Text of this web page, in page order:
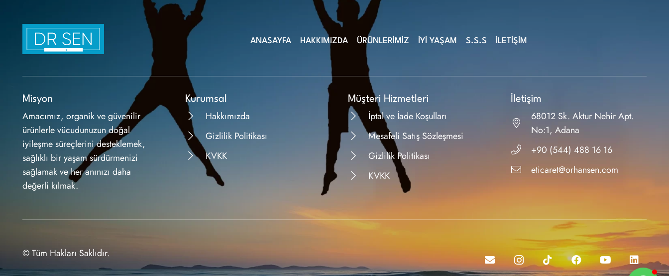
ANASAYFA HAKKIMIZDA ÜRÜNLERİMİZ İYİ YAŞAM S.S.S İLETİŞİM
Misyon
Amacımız, organik ve güvenilir
ürünlerle vücudunuzun doğal
iyileşme süreçlerini desteklemek,
sağlıklı bir yaşam sürdürmenizi
sağlamak ve her anınızı daha
değerli kılmak.
Kurumsal
Hakkımızda
Gizlilik Politikası
KVKK
Müşteri Hizmetleri
İptal ve İade Koşulları
Mesafeli Satış Sözleşmesi
Gizlilik Politikası
KVKK
İletişim
68012 Sk. Aktur Nehir Apt.
No:1, Adana
+90 (544) 488 16 16
eticaret@orhansen.com
© Tüm Hakları Saklıdır.